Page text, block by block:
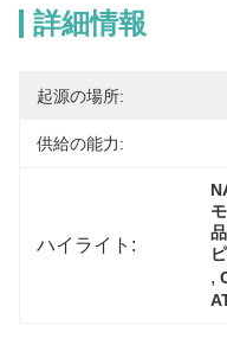
詳細情報
起源の場所:
供給の能力:
ハイライト:
,